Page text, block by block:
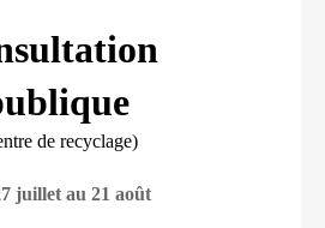
de recyclage)
juillet au 21 août